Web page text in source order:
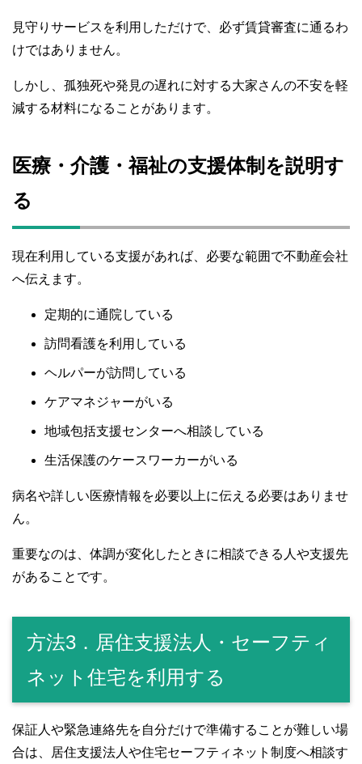
見守りサービスを利用しただけで、必ず賃貸審査に通るわ
けではありません。
しかし、孤独死や発見の遅れに対する大家さんの不安を軽
減する材料になることがあります。
医療・介護・福祉の支援体制を説明す
る
現在利用している支援があれば、必要な範囲で不動産会社
へ伝えます。
定期的に通院している
訪問看護を利用している
ヘルパーが訪問している
ケアマネジャーがいる
地域包括支援センターへ相談している
生活保護のケースワーカーがいる
病名や詳しい医療情報を必要以上に伝える必要はありませ
ん。
重要なのは、体調が変化したときに相談できる人や支援先
があることです。
方法3．居住支援法人・セーフティ
ネット住宅を利用する
保証人や緊急連絡先を自分だけで準備することが難しい場
合は、居住支援法人や住宅セーフティネット制度へ相談す